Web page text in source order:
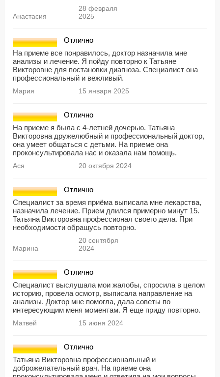
Анастасия
28 февраля
2025
Отлично
На приеме все понравилось, доктор назначила мне
анализы и лечение. Я пойду повторно к Татьяне
Викторовне для постановки диагноза. Специалист она
профессиональный и вежливый.
Мария 15 января 2025
Отлично
На приеме я была с 4-летней дочерью. Татьяна
Викторовна дружелюбный и профессиональный доктор,
она умеет общаться с детьми. На приеме она
проконсультировала нас и оказала нам помощь.
Ася 20 октября 2024
Отлично
Специалист за время приёма выписала мне лекарства,
назначила лечение. Прием длился примерно минут 15.
Татьяна Викторовна профессионал своего дела. При
необходимости обращусь повторно.
Марина
20 сентября
2024
Отлично
Специалист выслушала мои жалобы, спросила в целом
историю, провела осмотр, выписала направление на
анализы. Доктор мне помогла, дала советы по
интересующим меня моментам. Я еще приду повторно.
Матвей 15 июня 2024
Отлично
Татьяна Викторовна профессиональный и
доброжелательный врач. На приеме она